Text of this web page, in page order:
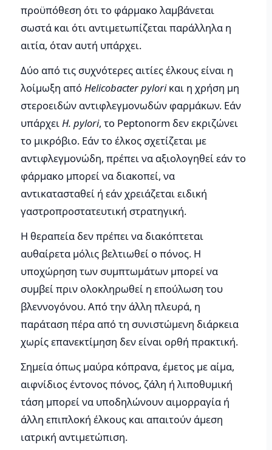
προϋπόθεση ότι το φάρμακο λαμβάνεται
σωστά και ότι αντιμετωπίζεται παράλληλα η
αιτία, όταν αυτή υπάρχει.
Δύο από τις συχνότερες αιτίες έλκους είναι η
λοίμωξη από Helicobacter pyloriκαι η χρήση μη
στεροειδών αντιφλεγμονωδών φαρμάκων. Εάν
υπάρχειH. pylori, το Peptonorm δεν εκριζώνει
το μικρόβιο. Εάν το έλκος σχετίζεται με
αντιφλεγμονώδη, πρέπει να αξιολογηθεί εάν το
φάρμακο μπορεί να διακοπεί, να
αντικατασταθεί ή εάν χρειάζεται ειδική
γαστροπροστατευτική στρατηγική.
Η θεραπεία δεν πρέπει να διακόπτεται
αυθαίρετα μόλις βελτιωθεί ο πόνος. Η
υποχώρηση των συμπτωμάτων μπορεί να
συμβεί πριν ολοκληρωθεί η επούλωση του
βλεννογόνου. Από την άλλη πλευρά, η
παράταση πέρα από τη συνιστώμενη διάρκεια
χωρίς επανεκτίμηση δεν είναι ορθή πρακτική.
Σημεία όπως μαύρα κόπρανα, έμετος με αίμα,
αιφνίδιος έντονος πόνος, ζάλη ή λιποθυμική
τάση μπορεί να υποδηλώνουν αιμορραγία ή
άλλη επιπλοκή έλκους και απαιτούν άμεση
ιατρική αντιμετώπιση.